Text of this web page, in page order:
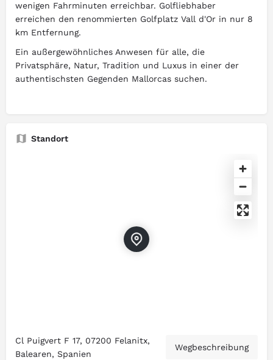
wenigen Fahrminuten erreichbar. Golfliebhaber
erreichen den renommierten Golfplatz Vall d'Or in nur 8
km Entfernung.
Ein außergewöhnliches Anwesen für alle, die
Privatsphäre, Natur, Tradition und Luxus in einer der
authentischsten Gegenden Mallorcas suchen.
Standort
Cl Puigvert F 17, 07200 Felanitx,
Balearen, Spanien
Wegbeschreibung